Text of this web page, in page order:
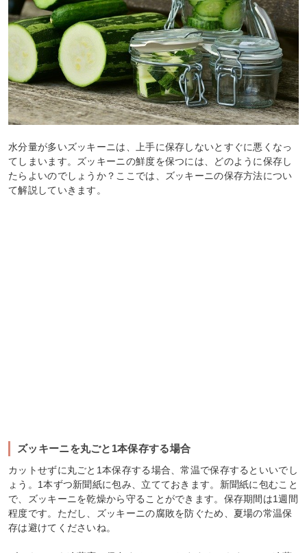
水分量が多いズッキーニは、上手に保存しないとすぐに悪くなっ
てしまいます。ズッキーニの鮮度を保つには、どのように保存し
たらよいのでしょうか？ここでは、ズッキーニの保存方法につい
て解説していきます。
ズッキーニを丸ごと1本保存する場合
カットせずに丸ごと1本保存する場合、常温で保存するといいでし
ょう。1本ずつ新聞紙に包み、立てておきます。新聞紙に包むこと
で、ズッキーニを乾燥から守ることができます。保存期間は1週間
程度です。ただし、ズッキーニの腐敗を防ぐため、夏場の常温保
存は避けてくださいね。